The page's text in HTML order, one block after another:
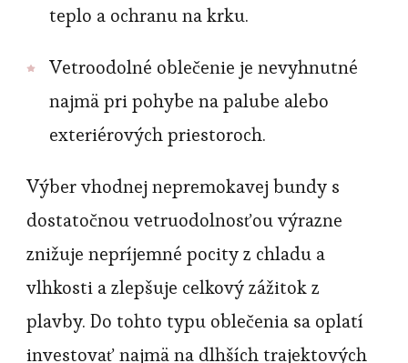
teplo a ochranu na krku.
Vetroodolné oblečenie je nevyhnutné
najmä pri pohybe na palube alebo
exteriérových priestoroch.
Výber vhodnej nepremokavej bundy s
dostatočnou vetruodolnosťou výrazne
znižuje nepríjemné pocity z chladu a
vlhkosti a zlepšuje celkový zážitok z
plavby. Do tohto typu oblečenia sa oplatí
investovať najmä na dlhších trajektových